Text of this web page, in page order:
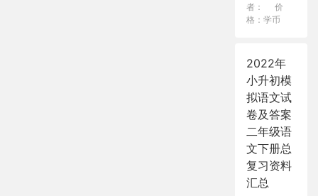
者：
价
格：学币
2022年
小升初模
拟语文试
卷及答案
二年级语
文下册总
复习资料
汇总